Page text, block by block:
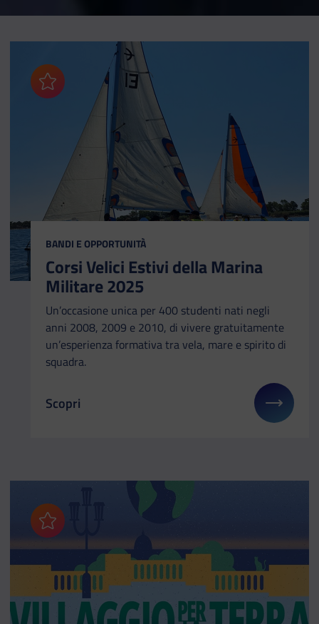
Aggiungi ai preferiti
CATEGORIA:
BANDI E OPPORTUNITÀ
Corsi Velici Estivi della Marina
Militare 2025
Un’occasione unica per 400 studenti nati negli
anni 2008, 2009 e 2010, di vivere gratuitamente
un’esperienza formativa tra vela, mare e spirito di
squadra.
Il link ti porterà ad avere maggiori dettagli su:
Scopri
Aggiungi ai preferiti